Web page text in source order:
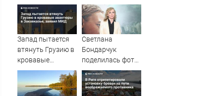
Китай, лапша,
мемы, и почему
утке по-пекински
запретили
переходить
Запад пытается
втянуть Грузию в
кровавые
авантюры в
Закавказье,
заявил МИД
Светлана
Бондарчук
поделилась фото
из круиза вместе
с сыном